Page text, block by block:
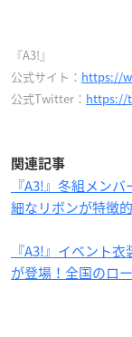
『A3!』
公式サイト： https://
公式Twitter： https://
関連記事
『A3!』冬組メン
細なリボンが特徴
『A3!』イベント
が登場！全国のロ